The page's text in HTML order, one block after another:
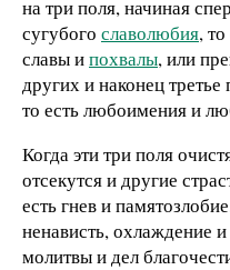
на три поля, начиная
сугубого славолюбия,
славы ипохвалы, или
других и наконец третье
то есть любоимения и
Когда эти три поля
отсекутся и другие
есть гнев и
ненависть, охлаждение
молитвы и дел